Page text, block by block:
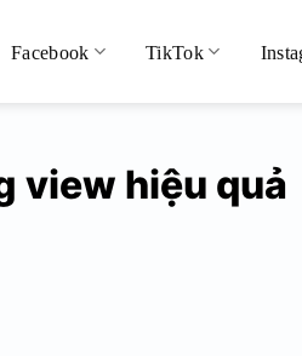
Facebook TikTok
view hiệu quả